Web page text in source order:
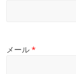
メール*